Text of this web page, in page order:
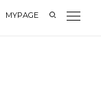
MYPAGE